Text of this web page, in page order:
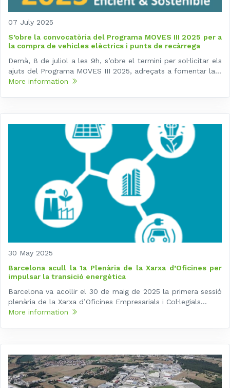
07 July 2025
S’obre la convocatòria del Programa MOVES III 2025 per a
la compra de vehicles elèctrics i punts de recàrrega
Demà, 8 de juliol a les 9h, s’obre el termini per sol·licitar els
ajuts del Programa MOVES III 2025, adreçats a fomentar la...
More information
30 May 2025
Barcelona acull la 1a Plenària de la Xarxa d’Oficines per
impulsar la transició energètica
Barcelona va acollir el 30 de maig de 2025 la primera sessió
plenària de la Xarxa d’Oficines Empresarials i Col·legials...
More information